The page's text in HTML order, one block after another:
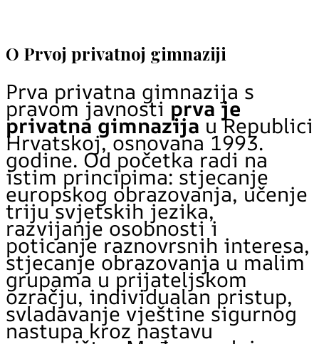
O Prvoj privatnoj gimnaziji
Prva privatna gimnazija s
pravom javnostiprva je
privatna gimnazijau Republici
Hrvatskoj, osnovana 1993.
godine. Od početka radi na
istim principima: stjecanje
europskog obrazovanja, učenje
triju svjetskih jezika,
razvijanje osobnosti i
poticanje raznovrsnih interesa,
stjecanje obrazovanja u malim
grupama u prijateljskom
ozračju, individualan pristup,
svladavanje vještine sigurnog
nastupa kroz nastavu